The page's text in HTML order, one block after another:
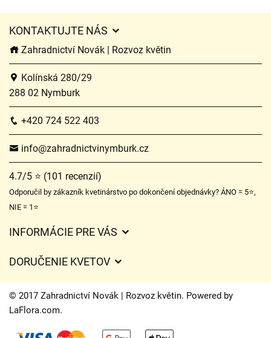
KONTAKTUJTE NÁS
Zahradnictví Novák | Rozvoz květin
Kolínská 280/29
288 02 Nymburk
+420 724 522 403
info@zahradnictvinymburk.cz
4.7/5 ⭐ (101 recenzií)
Odporučil by zákazník kvetinárstvo po dokončení objednávky? ÁNO = 5⭐,
NIE = 1⭐
INFORMÁCIE PRE VÁS
Časy doručenia kvetov – prehľad možností
DORUČENIE KVETOV
Poplatky za doručenie
Kam doručujeme kvety
© 2017 Zahradnictví Novák | Rozvoz květin. Powered by
LaFlora.com.